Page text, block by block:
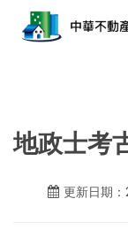
地政士考
更新日期